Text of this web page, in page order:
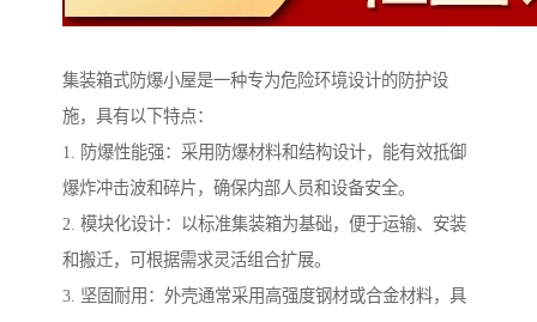
集装箱式防爆小屋是一种专为危险环境设计的防护设
施，具有以下特点：
1. 防爆性能强：采用防爆材料和结构设计，能有效抵御
爆炸冲击波和碎片，确保内部人员和设备安全。
2. 模块化设计：以标准集装箱为基础，便于运输、安装
和搬迁，可根据需求灵活组合扩展。
3. 坚固耐用：外壳通常采用高强度钢材或合金材料，具